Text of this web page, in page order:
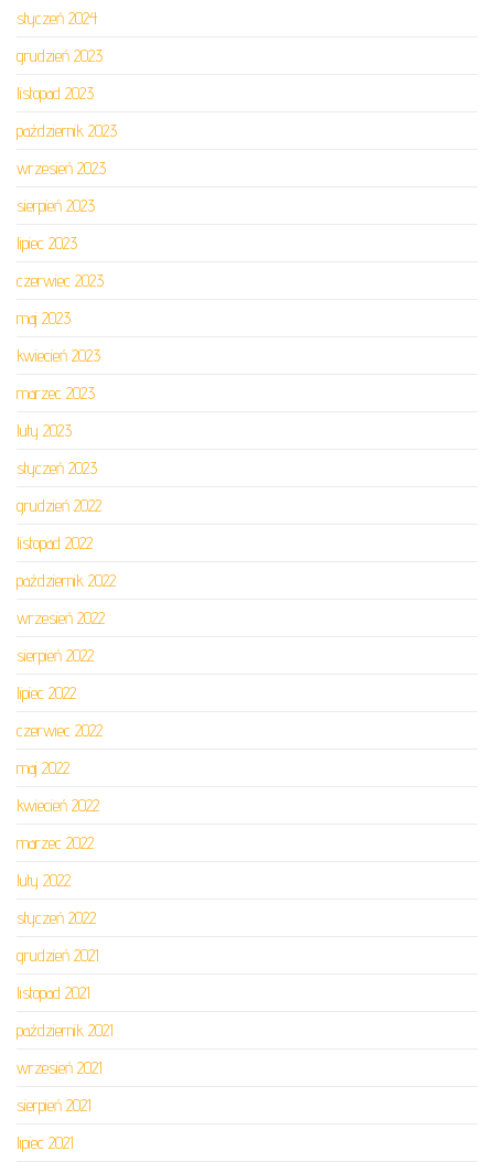
styczeń 2024
grudzień 2023
listopad 2023
październik 2023
wrzesień 2023
sierpień 2023
lipiec 2023
czerwiec 2023
maj 2023
kwiecień 2023
marzec 2023
luty 2023
styczeń 2023
grudzień 2022
listopad 2022
październik 2022
wrzesień 2022
sierpień 2022
lipiec 2022
czerwiec 2022
maj 2022
kwiecień 2022
marzec 2022
luty 2022
styczeń 2022
grudzień 2021
listopad 2021
październik 2021
wrzesień 2021
sierpień 2021
lipiec 2021